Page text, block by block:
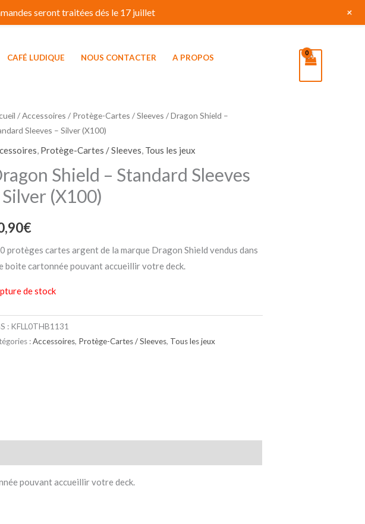
CAFÉ LUDIQUE NOUS CONTACTER
A PROPOS
/Accessoires / Protège-Cartes / Sleeves / Dragon Shield –
Sleeves – Silver (X100)
, Protège-Cartes / Sleeves, Tous les jeux
Shield – Standard Sleeves
Silver (X100)
€
protèges cartes argent de la marque Dragon Shield vendus dans
boite cartonnée pouvant accueillir votre deck.
de stock
: KFLL0THB1131
:Accessoires, Protège-Cartes / Sleeves, Tous les jeux
pouvant accueillir votre deck.
seront traitées dés le 17 juillet +